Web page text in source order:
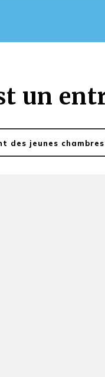
un
des jeunes